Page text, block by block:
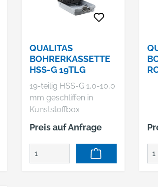
QUALITAS
BOHRERKASSETTE
HSS-G 19TLG
19-teilig HSS-G 1,0-10,0
mm geschliffen in
Kunststoffbox
Preis auf Anfrage